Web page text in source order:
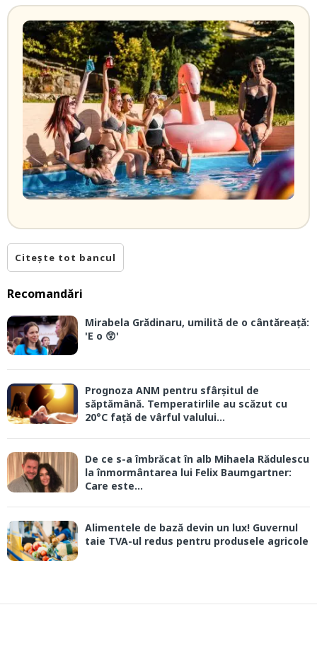
Citește tot bancul
Recomandări
Mirabela Grădinaru, umilită de o cântăreață:
'E o 😲'
Prognoza ANM pentru sfârșitul de
săptămână. Temperatirlile au scăzut cu
20°C față de vârful valului...
De ce s-a îmbrăcat în alb Mihaela Rădulescu
la înmormântarea lui Felix Baumgartner:
Care este...
Alimentele de bază devin un lux! Guvernul
taie TVA-ul redus pentru produsele agricole